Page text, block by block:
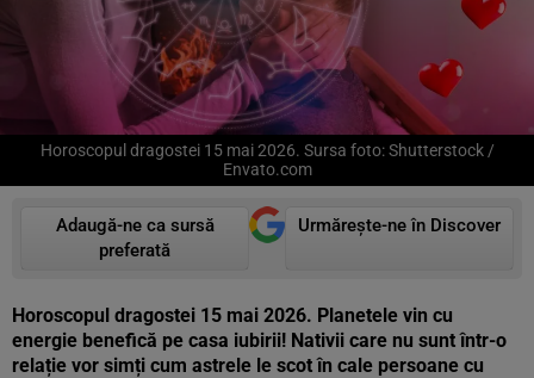
Horoscopul dragostei 15 mai 2026. Sursa foto: Shutterstock /
Envato.com
Adaugă-ne ca sursă
preferată
Urmărește-ne în Discover
Horoscopul dragostei 15 mai 2026. Planetele vin cu
energie benefică pe casa iubirii! Nativii care nu sunt într-o
relație vor simți cum astrele le scot în cale persoane cu